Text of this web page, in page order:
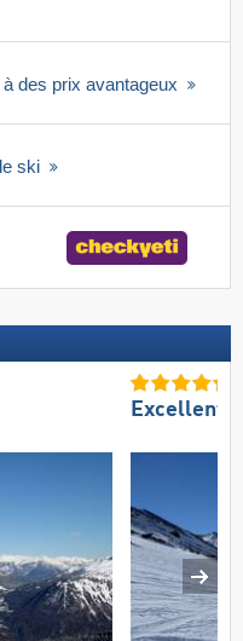
des prix avantageux
ski
Excellent